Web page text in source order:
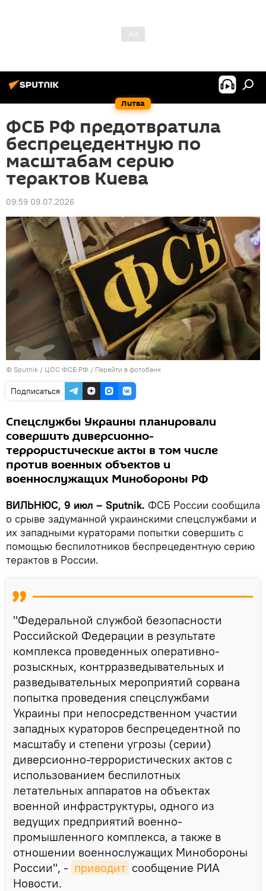
Литва
ФСБ РФ предотвратила
беспрецедентную по
масштабам серию
терактов Киева
09:59 09.07.2026
© Sputnik / ЦОС ФСБ РФ / Перейти в фотобанк
Подписаться
Спецслужбы Украины планировали
совершить диверсионно-
террористические акты в том числе
против военных объектов и
военнослужащих Минобороны РФ
ВИЛЬНЮС, 9 июл – Sputnik. ФСБ России сообщила
о срыве задуманной украинскими спецслужбами и
их западными кураторами попытки совершить с
помощью беспилотников беспрецедентную серию
терактов в России.
"Федеральной службой безопасности
Российской Федерации в результате
комплекса проведенных оперативно-
розыскных, контрразведывательных и
разведывательных мероприятий сорвана
попытка проведения спецслужбами
Украины при непосредственном участии
западных кураторов беспрецедентной по
масштабу и степени угрозы (серии)
диверсионно-террористических актов с
использованием беспилотных
летательных аппаратов на объектах
военной инфраструктуры, одного из
ведущих предприятий военно-
промышленного комплекса, а также в
отношении военнослужащих Минобороны
России", - приводит сообщение РИА
Новости.